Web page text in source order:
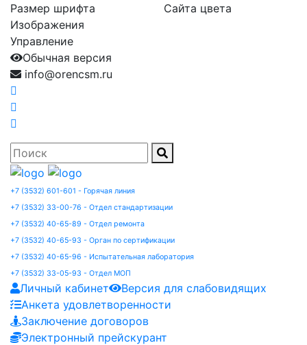
Размер шрифта
Сайта цвета
Изображения
Управление
Обычная версия
info@orencsm.ru
+7 (3532) 601-601 - Горячая линия
+7 (3532) 33-00-76 - Отдел стандартизации
+7 (3532) 40-65-89 - Отдел ремонта
+7 (3532) 40-65-93 - Орган по сертификации
+7 (3532) 40-65-96 - Испытательная лаборатория
+7 (3532) 33-05-93 - Отдел МОП
Личный кабинет
Версия для слабовидящих
Анкета удовлетворенности
Заключение договоров
Электронный прейскурант